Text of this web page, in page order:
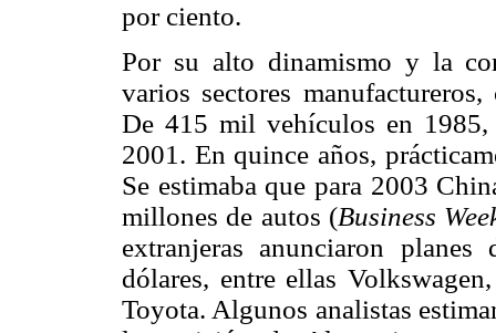
por ciento.
Por su alto dinamismo y la
varios sectores
De 415 mil vehículos en
2001. En quince años,
Se estimaba que para 2003
millones de autos (Business
extranjeras anunciaron
dólares, entre ellas
Toyota. Algunos analistas